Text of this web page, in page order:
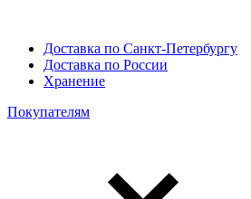
Доставка по Санкт-Петербургу
Доставка по России
Хранение
Покупателям